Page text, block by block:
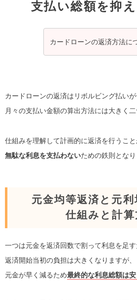
支払い総額を抑
カードローンの返済方法に
カードローンの返済はリボルビング払いが
月々の支払い金額の算出方法には大きく二
仕組みを理解して計画的に返済を行うこと
無駄な利息を支払わないための鉄則となり
元金均等返済と元
仕組みと計算
一つは元金を返済回数で割って利息を足す
返済開始当初の負担は大きくなりますが、
元金が早く減るため最終的な利息総額は安